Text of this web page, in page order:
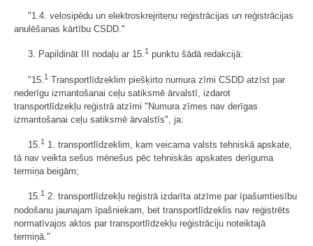
"1.4. velosipēdu un elektroskrejriteņu reģistrācijas un reģistrācijas
anulēšanas kārtību CSDD."
3. Papildināt III nodaļu ar 15.1 punktu šādā redakcijā:
"15. 1 Transportlīdzeklim piešķirto numura zīmi CSDD atzīst par
nederīgu izmantošanai ceļu satiksmē ārvalstī, izdarot
transportlīdzekļu reģistrā atzīmi "Numura zīmes nav derīgas
izmantošanai ceļu satiksmē ārvalstīs", ja:
15.1 1. transportlīdzeklim, kam veicama valsts tehniskā apskate,
tā nav veikta sešus mēnešus pēc tehniskās apskates derīguma
termiņa beigām;
15.1 2. transportlīdzekļu reģistrā izdarīta atzīme par īpašumtiesību
nodošanu jaunajam īpašniekam, bet transportlīdzeklis nav reģistrēts
normatīvajos aktos par transportlīdzekļu reģistrāciju noteiktajā
termiņā."